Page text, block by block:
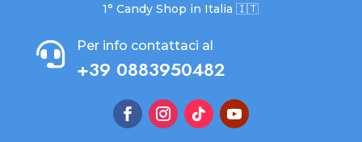
1° Candy Shop in Italia 🇮🇹
 Per info contattaci al
+39 0883950482